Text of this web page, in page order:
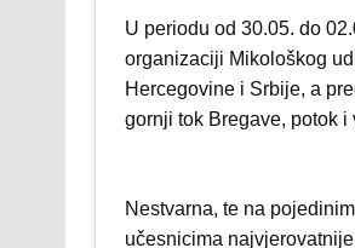
U periodu od 30.05. do
organizaciji Mikološkog
Hercegovine i Srbije, a
gornji tok Bregave, potok
Nestvarna, te na
učesnicima